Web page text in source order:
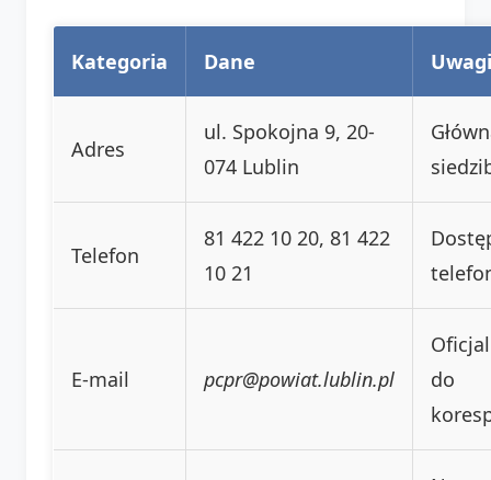
Kategoria Dane Uwagi
Adres
ul. Spokojna 9, 20-
074 Lublin
Telefon
81 422 10 20, 81 422
10 21
E-mail pcpr@powiat.lublin.pl
do